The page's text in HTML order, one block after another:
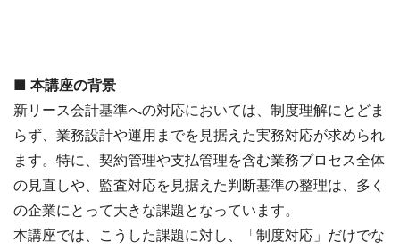
■ 本講座の背景
新リース会計基準への対応においては、制度理解にとどま
らず、業務設計や運用までを見据えた実務対応が求められ
ます。特に、契約管理や支払管理を含む業務プロセス全体
の見直しや、監査対応を見据えた判断基準の整理は、多く
の企業にとって大きな課題となっています。
本講座では、こうした課題に対し、「制度対応」だけでな